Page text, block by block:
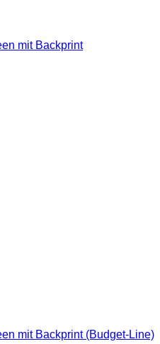
mit Backprint
mit Backprint (Budget-Line)